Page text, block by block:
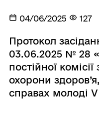
04/06/2025 127
Протокол
03.06.2025 № 28
постійної
охорони
справах молоді